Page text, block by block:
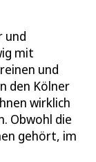
und
mit
und
den Kölner
wirklich
Obwohl die
gehört, im